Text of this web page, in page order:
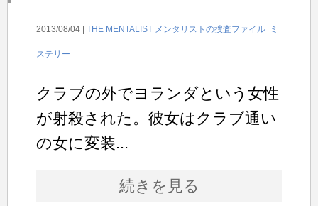
2013/08/04 | THE MENTALIST メンタリストの捜査ファイル ミ
ステリー
クラブの外でヨランダという女性
が射殺された。彼女はクラブ通い
の女に変装...
続きを見る